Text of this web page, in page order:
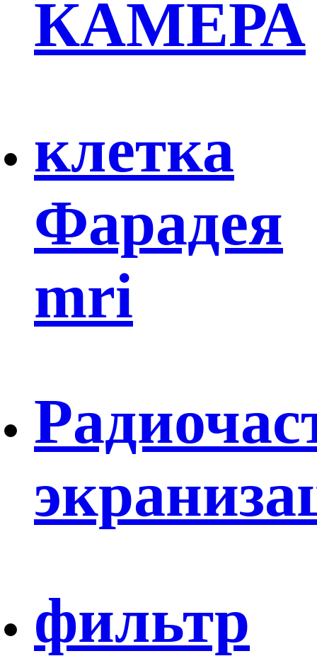
КАМЕРА
клетка
Фарадея
mri
фильтр